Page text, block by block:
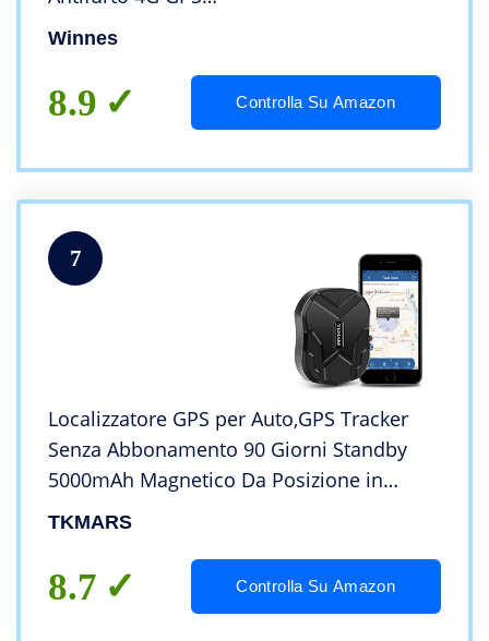
Impermeabile,SMS/APP/PC Monitor in
Abbonamento
Winnes
8.9 Controlla Su Amazon
7
Localizzatore GPS per Auto,GPS Tracker
Senza Abbonamento 90 Giorni Standby
5000mAh Magnetico Da Posizione in
Tempo Reale Dispositivo Antifurto App
camion TK905
TKMARS
8.7 Controlla Su Amazon